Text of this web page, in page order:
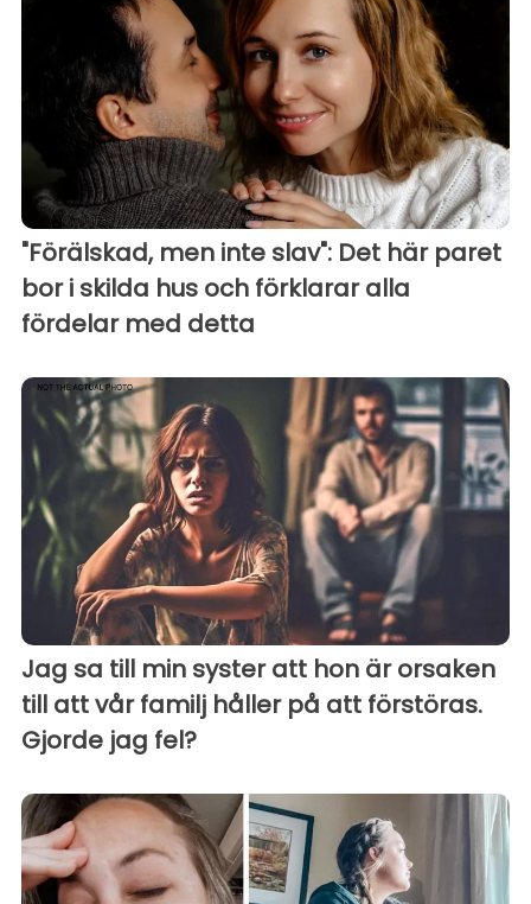
"Förälskad, men inte slav": Det här paret
bor i skilda hus och förklarar alla
fördelar med detta
Jag sa till min syster att hon är orsaken
till att vår familj håller på att förstöras.
Gjorde jag fel?